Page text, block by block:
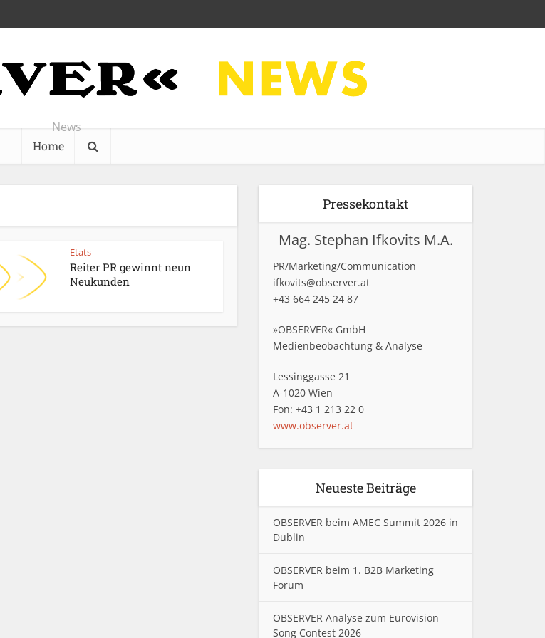
News
Home
Etats
Reiter PR gewinnt neun
Neukunden
Pressekontakt
Mag. Stephan Ifkovits M.A.
PR/Marketing/Communication
ifkovits@observer.at
+43 664 245 24 87
»OBSERVER« GmbH
Medienbeobachtung & Analyse
Lessinggasse 21
A-1020 Wien
Fon: +43 1 213 22 0
www.observer.at
Neueste Beiträge
OBSERVER beim AMEC Summit 2026 in
Dublin
OBSERVER beim 1. B2B Marketing
Forum
OBSERVER Analyse zum Eurovision
Song Contest 2026